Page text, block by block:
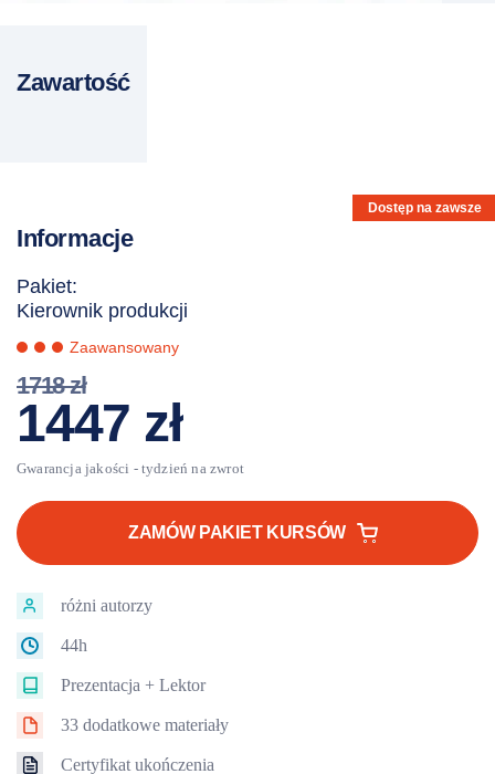
Zawartość
Dostęp na zawsze
Informacje
Pakiet:
Kierownik produkcji
Zaawansowany
1718zł
Pierwotna
cena
wynosiła:
1718 zł.
1447 złAktualna
cena
wynosi:
ZAMÓW PAKIET KURSÓW
różni autorzy
44h
Prezentacja + Lektor
33 dodatkowe materiały
Certyfikat ukończenia